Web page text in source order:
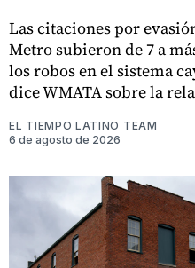
Las citaciones por
Metro subieron de 7 a
los robos en el sistema
dice WMATA sobre la
EL TIEMPO LATINO TEAM
6 de agosto de 2026